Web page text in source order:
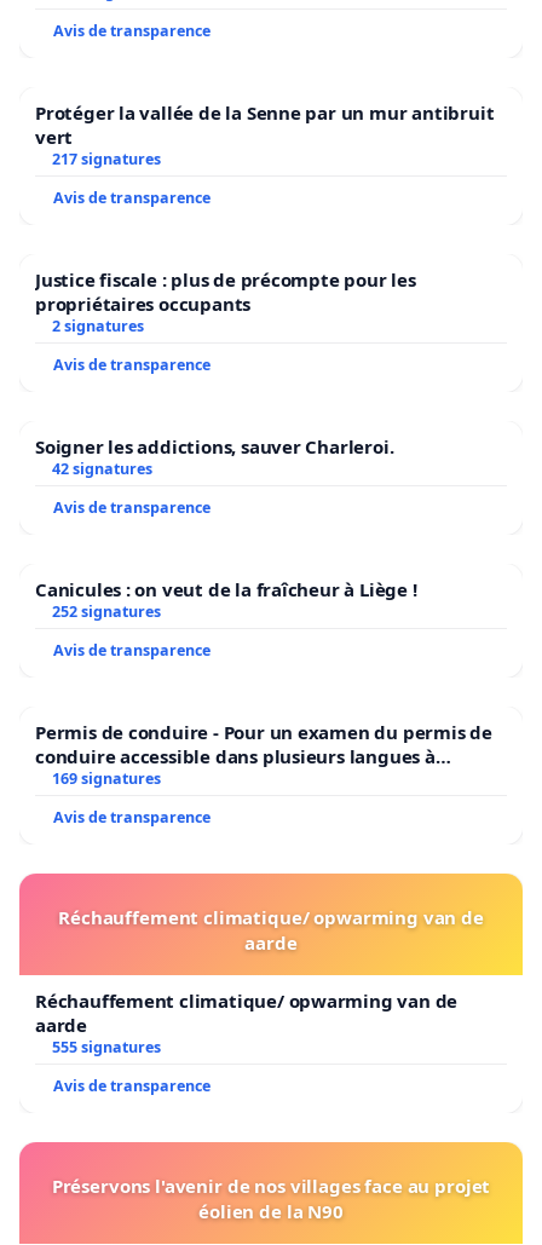
Avis de transparence
Protéger la vallée de la Senne par un mur antibruit
vert
217 signatures
Avis de transparence
Justice fiscale : plus de précompte pour les
propriétaires occupants
2 signatures
Avis de transparence
Soigner les addictions, sauver Charleroi.
42 signatures
Avis de transparence
Canicules : on veut de la fraîcheur à Liège !
252 signatures
Avis de transparence
Permis de conduire - Pour un examen du permis de
conduire accessible dans plusieurs langues à
Bruxelles
169 signatures
Avis de transparence
Réchauffement climatique/ opwarming van de
aarde
Réchauffement climatique/ opwarming van de
aarde
555 signatures
Avis de transparence
Préservons l'avenir de nos villages face au projet
éolien de la N90